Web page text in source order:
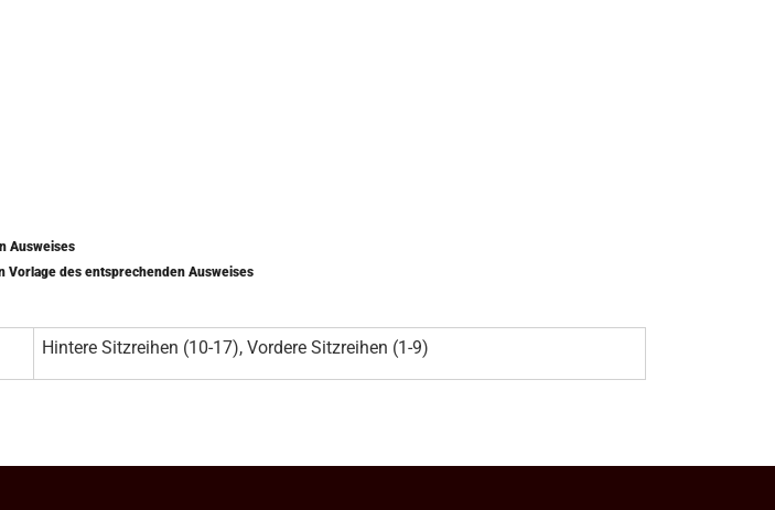
Ausweises
Vorlage des entsprechenden Ausweises
Hintere Sitzreihen (10-17), Vordere Sitzreihen (1-9)